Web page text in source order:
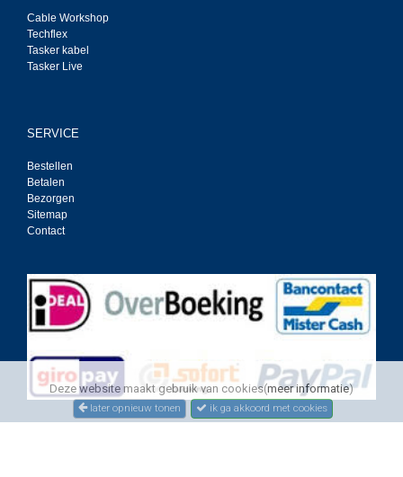
Deze website maakt gebruik van cookies(meer informatie)
later opnieuw tonen ik ga akkoord met cookies
Cable Workshop
Techflex
Tasker kabel
Tasker Live
SERVICE
Bestellen
Betalen
Bezorgen
Sitemap
Contact